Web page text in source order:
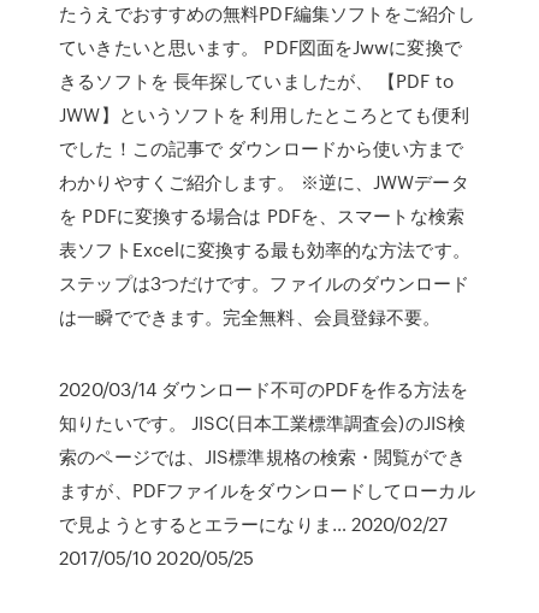
たうえでおすすめの無料PDF編集ソフトをご紹介し
ていきたいと思います。 PDF図面をJwwに変換で
きるソフトを 長年探していましたが、 【PDF to
JWW】というソフトを 利用したところとても便利
でした！この記事で ダウンロードから使い方まで
わかりやすくご紹介します。 ※逆に、JWWデータ
を PDFに変換する場合は PDFを、スマートな検索
表ソフトExcelに変換する最も効率的な方法です。
ステップは3つだけです。ファイルのダウンロード
は一瞬でできます。完全無料、会員登録不要。
2020/03/14 ダウンロード不可のPDFを作る方法を
知りたいです。 JISC(日本工業標準調査会)のJIS検
索のページでは、JIS標準規格の検索・閲覧ができ
ますが、PDFファイルをダウンロードしてローカル
で見ようとするとエラーになりま… 2020/02/27
2017/05/10 2020/05/25